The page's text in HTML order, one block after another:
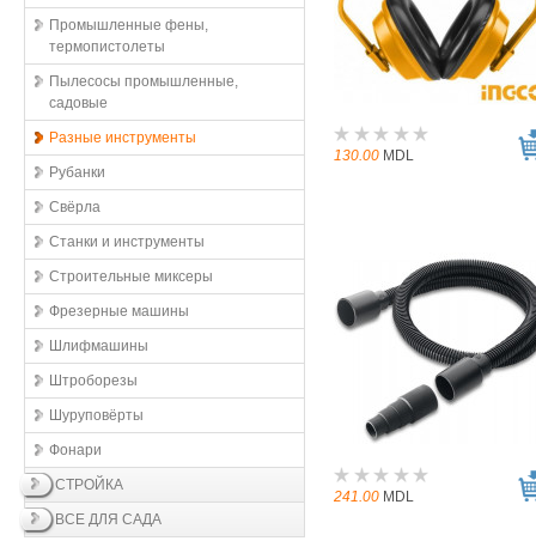
Промышленные фены,
термопистолеты
Пылесосы промышленные,
садовые
Разные инструменты
Рубанки
Свёрла
Станки и инструменты
Строительные миксеры
Фрезерные машины
Шлифмашины
Штроборезы
Шуруповёрты
Фонари
СТРОЙКА
ВСЕ ДЛЯ САДА
130.00 MDL
241.00 MDL